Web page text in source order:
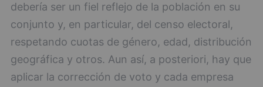
debería ser un fiel reflejo de la población en su
conjunto y, en particular, del censo electoral,
respetando cuotas de género, edad, distribución
geográfica y otros. Aun así, a posteriori, hay que
aplicar la corrección de voto y cada empresa